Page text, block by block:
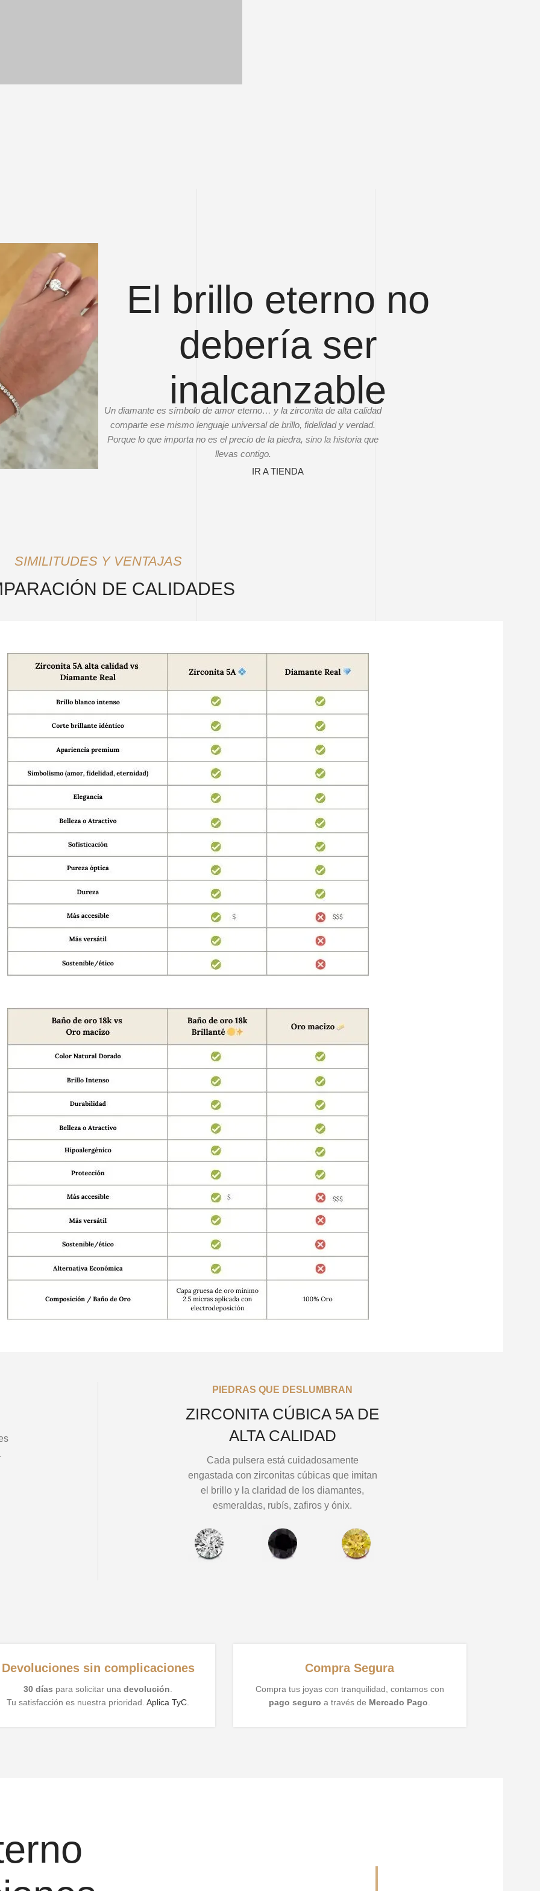
El brillo eterno no
debería ser
inalcanzable
Un diamante es símbolo de amor eterno… y la zirconita de alta calidad
comparte ese mismo lenguaje universal de brillo, fidelidad y verdad.
Porque lo que importa no es el precio de la piedra, sino la historia que
llevas contigo.
IR A TIENDA
SIMILITUDES Y VENTAJAS
DE CALIDADES
PIEDRAS QUE DESLUMBRAN
ZIRCONITA CÚBICA 5A DE
ALTA CALIDAD
Cada pulsera está cuidadosamente
engastada con zirconitas cúbicas que imitan
el brillo y la claridad de los diamantes,
esmeraldas, rubís, zafiros y ónix.
Devoluciones sin complicaciones
30 días para solicitar unadevolución
Tu satisfacción es nuestra prioridad.Aplica TyC.
Compra Segura
Compra tus joyas con tranquilidad, contamos con
pago seguro a través de Mercado Pago